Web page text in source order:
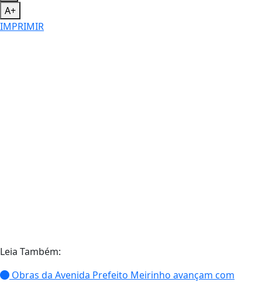
A+
IMPRIMIR
Leia Também:
Obras da Avenida Prefeito Meirinho avançam com